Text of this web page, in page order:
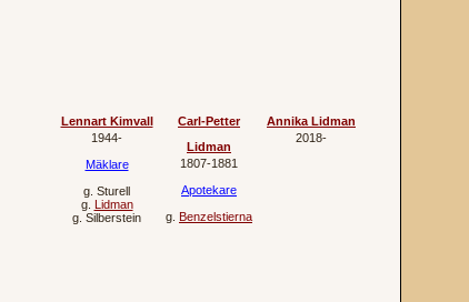
Lennart Kimvall
1944‐
Mäklare
g. Sturell
g. Lidman
g. Silberstein
Carl-Petter
Lidman
1807‐1881
Apotekare
g. Benzelstierna
Annika Lidman
2018‐